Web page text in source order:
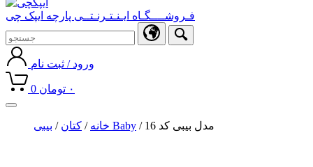
فـروشــــگـاه ایـنـتـرنـتــی پارچه ایپک چی
ورود / ثبت نام
0 ۰ تومان
Toggle
خانه / کتان / بیبی Baby / مدل بیبی کد 16